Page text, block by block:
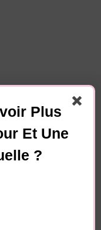
Les
Plus
Et Une
?